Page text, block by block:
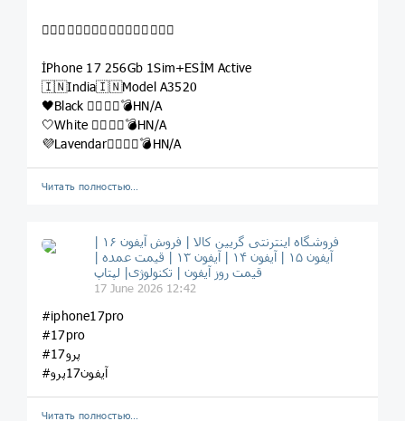

İPhone 17 256Gb 1Sim+ESİM Active
🇮🇳India🇮🇳Model A3520
🖤Black 👉🏽🔥🧨💣HN/A
🤍White 👉🏽🔥🧨💣HN/A
💜Lavendar👉🏽🔥🧨💣HN/A
Читать полностью…
فروشگاه اینترنتی گریین کالا | فروش آیفون ۱۶ |
آیفون ۱۵ | آیفون ۱۴ | آیفون ۱۳ | قیمت عمده |
قیمت روز آیفون | تکنولوژی| لپتاپ
17 June 2026 12:42
#iphone17pro
#17pro
#17پرو
#آیفون17پرو
Читать полностью…